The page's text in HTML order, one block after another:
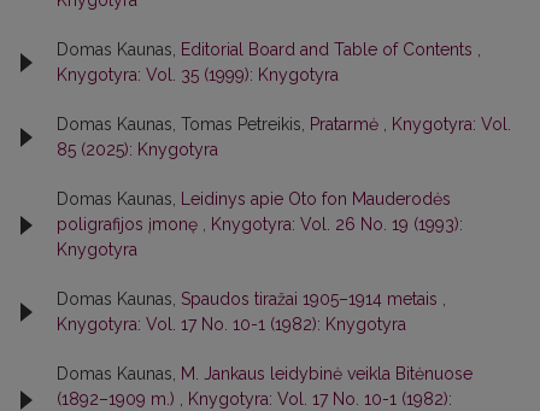
Domas Kaunas, Editorial Board and Table of Contents ,
Knygotyra: Vol. 35 (1999): Knygotyra
Domas Kaunas, Tomas Petreikis, Pratarmė , Knygotyra: Vol.
85 (2025): Knygotyra
Domas Kaunas, Leidinys apie Oto fon Mauderodės
poligrafijos įmonę , Knygotyra: Vol. 26 No. 19 (1993):
Knygotyra
Domas Kaunas, Spaudos tiražai 1905–1914 metais ,
Knygotyra: Vol. 17 No. 10-1 (1982): Knygotyra
Domas Kaunas, M. Jankaus leidybinė veikla Bitėnuose
(1892–1909 m.) , Knygotyra: Vol. 17 No. 10-1 (1982):